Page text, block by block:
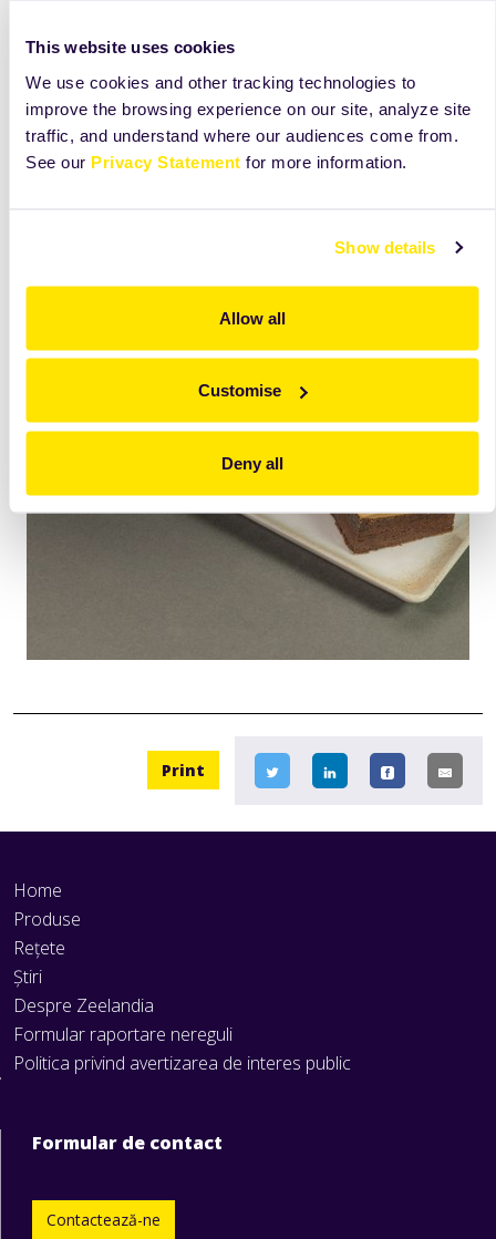
This website uses cookies
We use cookies and other tracking technologies to
improve the browsing experience on our site, analyze site
traffic, and understand where our audiences come from.
See our Privacy Statement for more information.
Show details
Allow all
Customise
Deny all
Cremă de caramel sărat
Ingredientele se mixează cu ajutorul paletei, la viteză
mare, aproximativ 3 minute, apoi crema se aplică pe
brownie-ul răcit.
Print
Home
Produse
Rețete
Știri
Despre Zeelandia
Formular raportare nereguli
Politica privind avertizarea de interes public
Formular de contact
Contactează-ne